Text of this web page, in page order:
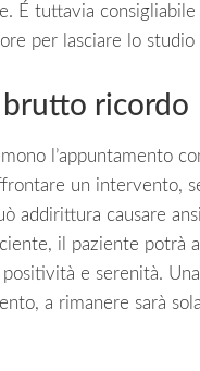
É tuttavia consigliabile
per lasciare lo
brutto ricordo
l’appuntamento
un intervento,
addirittura causare
il paziente potrà
positività e serenità.
a rimanere sarà